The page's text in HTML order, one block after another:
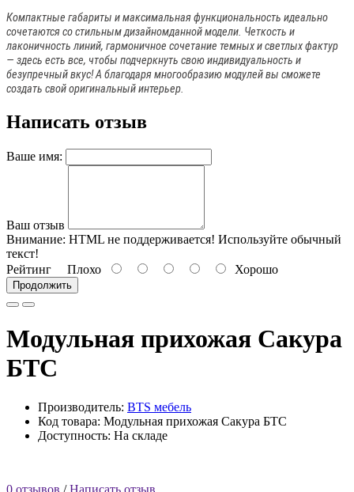
Компактные габариты и максимальная функциональность идеально
сочетаются со стильным дизайномданной модели. Четкость и
лаконичность линий, гармоничное сочетание темных и светлых фактур
— здесь есть все, чтобы подчеркнуть свою индивидуальность и
безупречный вкус! А благодаря многообразию модулей вы сможете
создать свой оригинальный интерьер.
Написать отзыв
Ваше имя:
Ваш отзыв
Внимание: HTML не поддерживается! Используйте обычный
текст!
Рейтинг Плохо Хорошо
Продолжить
Модульная прихожая Сакура
БТС
Производитель: BTS мебель
Код товара: Модульная прихожая Сакура БТС
Доступность: На складе
0 отзывов /Написать отзыв